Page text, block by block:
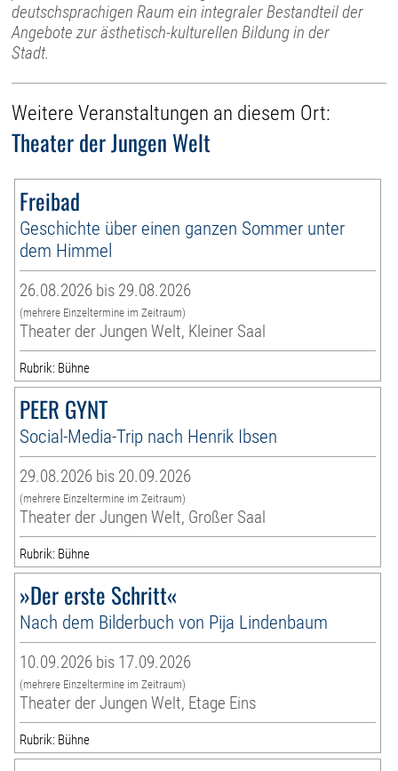
deutschsprachigen Raum ein integraler Bestandteil der
Angebote zur ästhetisch-kulturellen Bildung in der
Stadt.
Weitere Veranstaltungen an diesem Ort:
Theater der Jungen Welt
Freibad
Geschichte über einen ganzen Sommer unter
dem Himmel
26.08.2026 bis 29.08.2026
(mehrere Einzeltermine im Zeitraum)
Theater der Jungen Welt, Kleiner Saal
Rubrik: Bühne
PEER GYNT
Social-Media-Trip nach Henrik Ibsen
29.08.2026 bis 20.09.2026
(mehrere Einzeltermine im Zeitraum)
Theater der Jungen Welt, Großer Saal
Rubrik: Bühne
»Der erste Schritt«
Nach dem Bilderbuch von Pija Lindenbaum
10.09.2026 bis 17.09.2026
(mehrere Einzeltermine im Zeitraum)
Theater der Jungen Welt, Etage Eins
Rubrik: Bühne